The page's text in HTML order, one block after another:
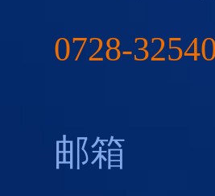
0728-
邮箱